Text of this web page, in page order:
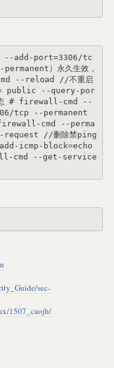
）永久生效，
--reload //不重启
public --query-por
态 # firewall-cmd --
tcp --permanent
firewall-cmd --perma
request //删除禁ping
icmp-block=echo
cmd --get-service
sec-
1507_caojh/